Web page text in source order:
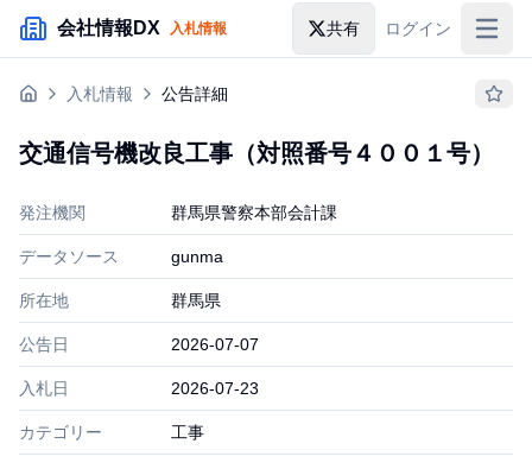
メインコンテンツにスキップ
会社情報DX 入札情報 共有 ログイン
入札情報
企業検索
入札情報 公告詳細
交通信号機改良工事（対照番号４００１号）
発注機関 群馬県警察本部会計課
データソース gunma
所在地 群馬県
公告日 2026-07-07
入札日 2026-07-23
カテゴリー 工事